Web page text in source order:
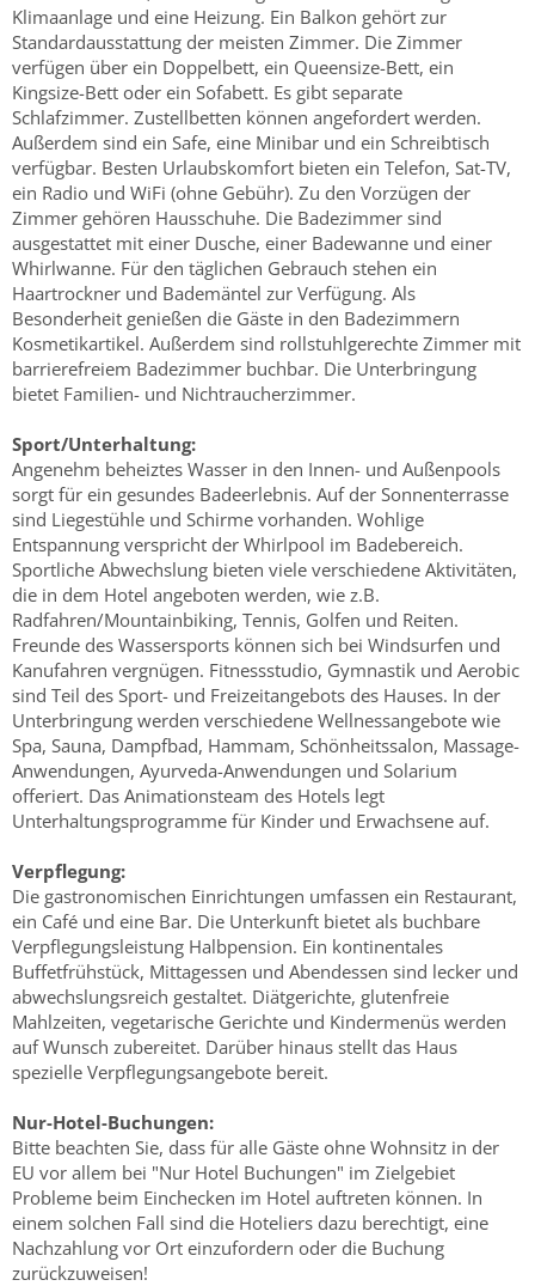
Klimaanlage und eine Heizung. Ein Balkon gehört zur
Standardausstattung der meisten Zimmer. Die Zimmer
verfügen über ein Doppelbett, ein Queensize-Bett, ein
Kingsize-Bett oder ein Sofabett. Es gibt separate
Schlafzimmer. Zustellbetten können angefordert werden.
Außerdem sind ein Safe, eine Minibar und ein Schreibtisch
verfügbar. Besten Urlaubskomfort bieten ein Telefon, Sat-TV,
ein Radio und WiFi (ohne Gebühr). Zu den Vorzügen der
Zimmer gehören Hausschuhe. Die Badezimmer sind
ausgestattet mit einer Dusche, einer Badewanne und einer
Whirlwanne. Für den täglichen Gebrauch stehen ein
Haartrockner und Bademäntel zur Verfügung. Als
Besonderheit genießen die Gäste in den Badezimmern
Kosmetikartikel. Außerdem sind rollstuhlgerechte Zimmer mit
barrierefreiem Badezimmer buchbar. Die Unterbringung
bietet Familien- und Nichtraucherzimmer.
Sport/Unterhaltung:
Angenehm beheiztes Wasser in den Innen- und Außenpools
sorgt für ein gesundes Badeerlebnis. Auf der Sonnenterrasse
sind Liegestühle und Schirme vorhanden. Wohlige
Entspannung verspricht der Whirlpool im Badebereich.
Sportliche Abwechslung bieten viele verschiedene Aktivitäten,
die in dem Hotel angeboten werden, wie z.B.
Radfahren/Mountainbiking, Tennis, Golfen und Reiten.
Freunde des Wassersports können sich bei Windsurfen und
Kanufahren vergnügen. Fitnessstudio, Gymnastik und Aerobic
sind Teil des Sport- und Freizeitangebots des Hauses. In der
Unterbringung werden verschiedene Wellnessangebote wie
Spa, Sauna, Dampfbad, Hammam, Schönheitssalon, Massage-
Anwendungen, Ayurveda-Anwendungen und Solarium
offeriert. Das Animationsteam des Hotels legt
Unterhaltungsprogramme für Kinder und Erwachsene auf.
Verpflegung:
Die gastronomischen Einrichtungen umfassen ein Restaurant,
ein Café und eine Bar. Die Unterkunft bietet als buchbare
Verpflegungsleistung Halbpension. Ein kontinentales
Buffetfrühstück, Mittagessen und Abendessen sind lecker und
abwechslungsreich gestaltet. Diätgerichte, glutenfreie
Mahlzeiten, vegetarische Gerichte und Kindermenüs werden
auf Wunsch zubereitet. Darüber hinaus stellt das Haus
spezielle Verpflegungsangebote bereit.
Nur-Hotel-Buchungen:
Bitte beachten Sie, dass für alle Gäste ohne Wohnsitz in der
EU vor allem bei "Nur Hotel Buchungen" im Zielgebiet
Probleme beim Einchecken im Hotel auftreten können. In
einem solchen Fall sind die Hoteliers dazu berechtigt, eine
Nachzahlung vor Ort einzufordern oder die Buchung
zurückzuweisen!